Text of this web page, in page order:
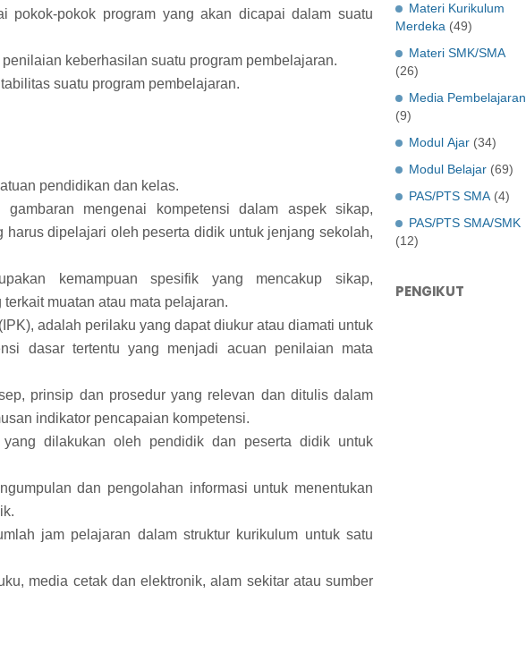
pokok-pokok program yang akan dicapai dalam suatu
keberhasilan suatu program pembelajaran.
suatu program pembelajaran.
pendidikan dan kelas.
mengenai kompetensi dalam aspek sikap,
harus dipelajari oleh peserta didik untuk jenjang sekolah,
kemampuan spesifik yang mencakup sikap,
muatan atau mata pelajaran.
adalah perilaku yang dapat diukur atau diamati untuk
dasar tertentu yang menjadi acuan penilaian mata
prinsip dan prosedur yang relevan dan ditulis dalam
indikator pencapaian kompetensi.
dilakukan oleh pendidik dan peserta didik untuk
dan pengolahan informasi untuk menentukan
jam pelajaran dalam struktur kurikulum untuk satu
media cetak dan elektronik, alam sekitar atau sumber
Materi Kurikulum
Merdeka (49)
Materi SMK/SMA
(26)
Media Pembelajaran
(9)
Modul Ajar (34)
Modul Belajar (69)
PAS/PTS SMA (4)
PAS/PTS SMA/SMK
(12)
PENGIKUT